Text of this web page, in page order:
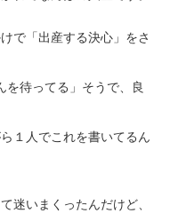
で「出産する決心」をさ
を待ってる」そうで、良
１人でこれを書いてるん
迷いまくったんだけど、